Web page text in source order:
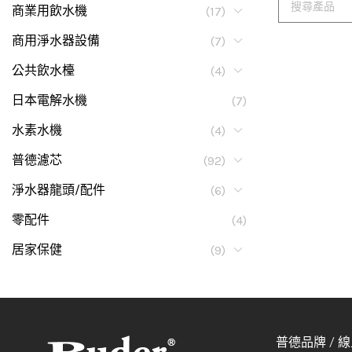
商業用飲水機
(17)
商用淨水器設備
(7)
公共飲水檯
(4)
日本電解水機
(7)
水素水機
(4)
普德濾芯
(92)
淨水器龍頭/配件
(6)
零配件
(4)
居家保健
(9)
普德品牌 /